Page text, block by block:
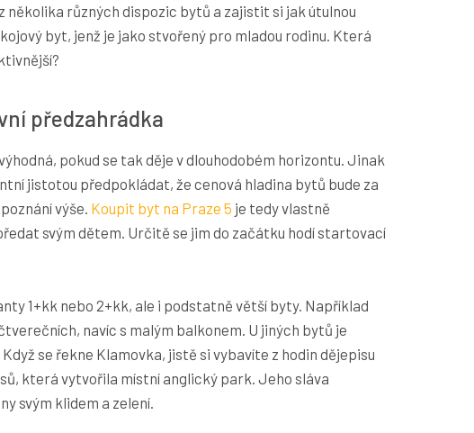
několika různých dispozic bytů a zajistit si jak útulnou
byt, jenž je jako stvořený pro mladou rodinu. Která
předzahrádka
pokud se tak děje v dlouhodobém horizontu. Jinak
jistotou předpokládat, že cenová hladina bytů bude za
výše. Koupit byt na Praze 5 je tedy vlastně
svým dětem. Určitě se jim do začátku hodí startovací
1+kk nebo 2+kk, ale i podstatně větší byty. Například
navíc s malým balkonem. U jiných bytů je
se řekne Klamovka, jistě si vybavíte z hodin dějepisu
která vytvořila místní anglický park. Jeho sláva
svým klidem a zelení.